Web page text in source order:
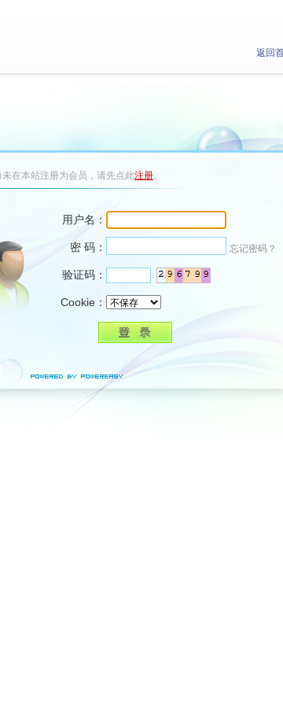
返回
用户名：
密 码： 忘记密码？
验证码：
Cookie：
未在本站注册为会员，请先点此注册。